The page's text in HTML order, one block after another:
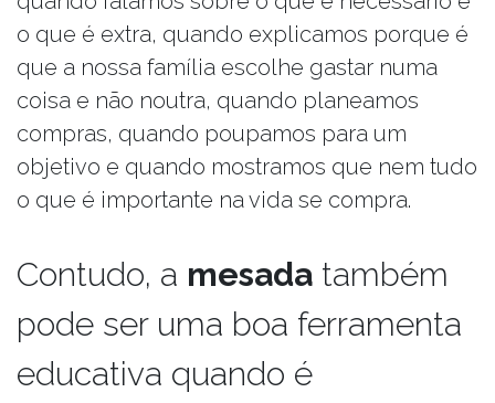
o que é extra, quando explicamos porque é
que a nossa família escolhe gastar numa
coisa e não noutra, quando planeamos
compras, quando poupamos para um
objetivo e quando mostramos que nem tudo
o que é importante na vida se compra.
Contudo, a mesada também
pode ser uma boa ferramenta
educativa quando é